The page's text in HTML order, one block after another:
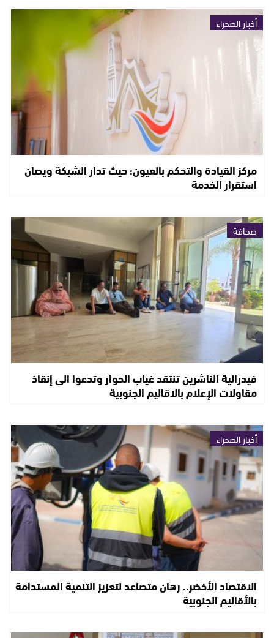
أخبار الصحراء
مركز القيادة والتحكم بالعيون؛ حيث تدار الشبكة ويصان
استقرار الخدمة
صحافة
فيدرالية الناشرين تنتقد غياب الحوار وتدعوا الى إنقاذ
مقاولات الإعلام بالاقاليم الجنوبية
أخبار الصحراء
الاقتصاد الأخضر.. رهان متصاعد لتعزيز التنمية المستدامة
بالأقاليم الجنوبية